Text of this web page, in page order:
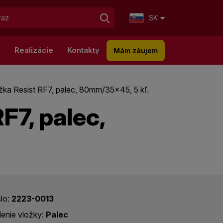
SK
Realizácie Kontakty Mám záujem
Resist RF7, palec, 80mm/35x45, 5 kľ.
palec,
2223-0013
vložky: Palec